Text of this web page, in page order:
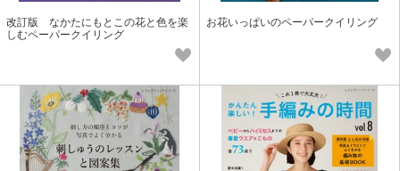
改訂版 なかたにもとこの花と色を楽
しむペーパークイリング
お花いっぱいのペーパークイリング